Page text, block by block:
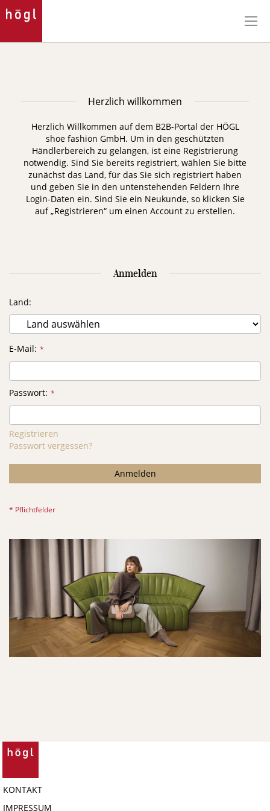
zum
Herzlich willkommen
Herzlich Willkommen auf dem B2B-Portal der HÖGL
shoe fashion GmbH. Um in den geschützten
Händlerbereich zu gelangen, ist eine Registrierung
notwendig. Sind Sie bereits registriert, wählen Sie bitte
zunächst das Land, für das Sie sich registriert haben
und geben Sie in den untenstehenden Feldern Ihre
Login-Daten ein. Sind Sie ein Neukunde, so klicken Sie
auf „Registrieren“ um einen Account zu erstellen.
Anmelden
Land
E-Mail
Passwort
Registrieren
Passwort vergessen?
Anmelden
KONTAKT
IMPRESSUM